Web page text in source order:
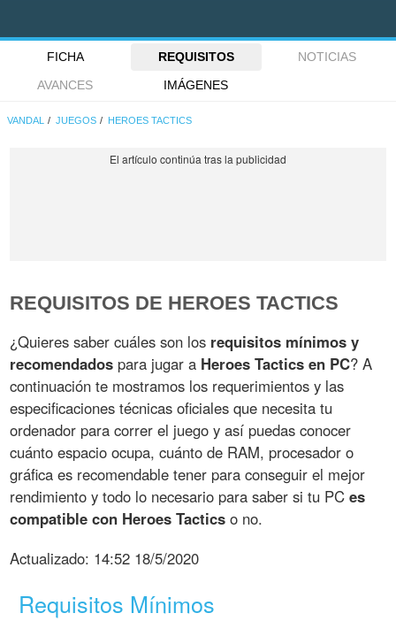
FICHA REQUISITOS
NOTICIAS
AVANCES
IMÁGENES
VANDAL JUEGOS HEROES TACTICS
REQUISITOS DE HEROES TACTICS
¿Quieres saber cuáles son los requisitos mínimos y
recomendados para jugar a Heroes Tactics en PC? A
continuación te mostramos los requerimientos y las
especificaciones técnicas oficiales que necesita tu
ordenador para correr el juego y así puedas conocer
cuánto espacio ocupa, cuánto de RAM, procesador o
gráfica es recomendable tener para conseguir el mejor
rendimiento y todo lo necesario para saber si tu PCes
compatible con Heroes Tactics o no.
Actualizado: 14:52 18/5/2020
Requisitos Mínimos